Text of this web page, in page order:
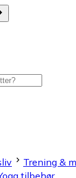
Trening &
tilbehør